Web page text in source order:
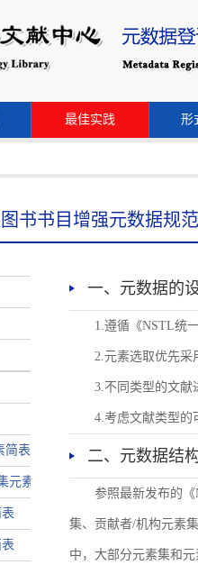
最佳实践 形
书书目增强元数据规范
简表
元素简表
一、元数据的
1.遵循《NSTL统
2.元素选取优先采
3.不同类型的文献
4.考虑文献类型的
二、元数据结
参照最新发布的
集、贡献者/机构元素
中，大部分元素集和